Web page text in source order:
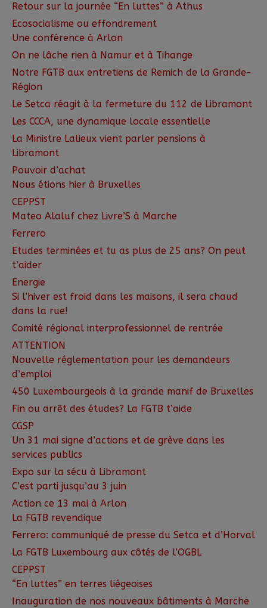
Retour sur la journée “En luttes” à Athus
Ecosocialisme ou effondrement
Une conférence à Arlon
On ne lâche rien à Namur et à Tihange
Notre FGTB aux entretiens de Remich de la Grande-
Région
Le Setca réagit à la fermeture du 112 de Libramont
Les CCCA, une dynamique locale essentielle
La Ministre Lalieux vient parler pensions à
Libramont
Pouvoir d’achat
Nous étions hier à Bruxelles
CEPPST
Mateo Alaluf chez Livre’S à Marche
Ferrero
Etudes terminées et tu as plus de 25 ans? On peut
t’aider
Energie
Si l’hiver est froid dans les maisons, il sera chaud
dans la rue!
Comité régional interprofessionnel de rentrée
ATTENTION
Nouvelle réglementation pour les demandeurs
d’emploi
450 Luxembourgeois à la grande manif de Bruxelles
Fin ou arrêt des études? La FGTB t’aide
CGSP
Un 31 mai signe d’actions et de grève dans les
services publics
Expo sur la sécu à Libramont
C’est parti jusqu’au 3 juin
Action ce 13 mai à Arlon
La FGTB revendique
Ferrero: communiqué de presse du Setca et d’Horval
La FGTB Luxembourg aux côtés de l’OGBL
CEPPST
“En luttes” en terres liégeoises
Inauguration de nos nouveaux bâtiments à Marche